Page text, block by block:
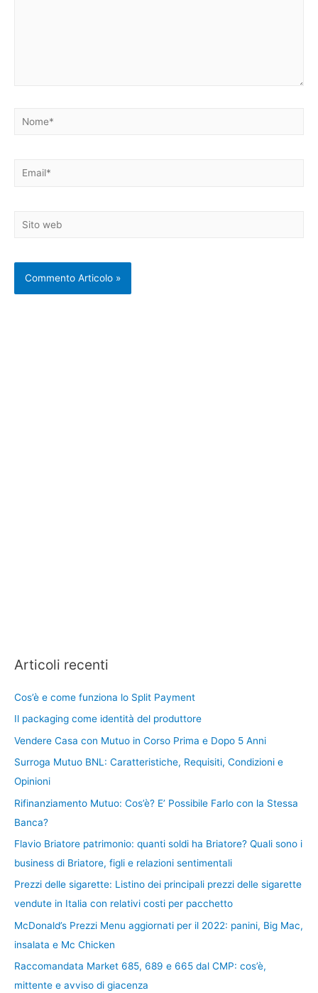
Nome*
Email*
Sito
Articoli recenti
Cos’è e come funziona lo Split Payment
Il packaging come identità del produttore
Vendere Casa con Mutuo in Corso Prima e Dopo 5 Anni
Surroga Mutuo BNL: Caratteristiche, Requisiti, Condizioni e
Opinioni
Rifinanziamento Mutuo: Cos’è? E’ Possibile Farlo con la Stessa
Banca?
Flavio Briatore patrimonio: quanti soldi ha Briatore? Quali sono i
business di Briatore, figli e relazioni sentimentali
Prezzi delle sigarette: Listino dei principali prezzi delle sigarette
vendute in Italia con relativi costi per pacchetto
McDonald’s Prezzi Menu aggiornati per il 2022: panini, Big Mac,
insalata e Mc Chicken
Raccomandata Market 685, 689 e 665 dal CMP: cos’è,
mittente e avviso di giacenza